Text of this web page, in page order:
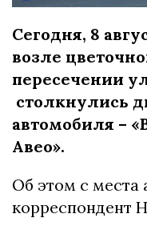
Сегодня, 8
возле
пересечении
столкнулись
автомобиля –
Авео».
Об этом с места
корреспондент